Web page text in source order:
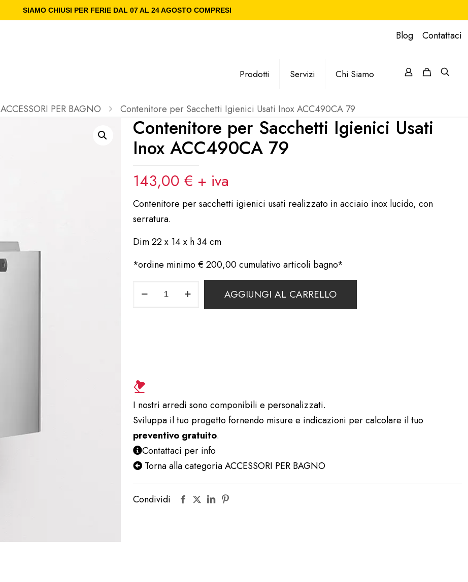
SIAMO CHIUSI PER FERIE DAL 07 AL 24 AGOSTO COMPRESI
Blog Contattaci
Prodotti Servizi Chi Siamo
ACCESSORI PER BAGNO Contenitore per Sacchetti Igienici Usati Inox ACC490CA 79
Contenitore per Sacchetti Igienici Usati
Inox ACC490CA 79
143,00 € + iva
Contenitore per sacchetti igienici usati realizzato in acciaio inox lucido, con
serratura.
Dim 22 x 14 x h 34 cm
*ordine minimo € 200,00 cumulativo articoli bagno*
Contenitore
ACC490CA
79
quantità
AGGIUNGI AL CARRELLO
I nostri arredi sono componibili e personalizzati.
Sviluppa il tuo progetto fornendo misure e indicazioni per calcolare il tuo
preventivo gratuito.
Contattaci per info
Torna alla categoria ACCESSORI PER BAGNO
Condividi